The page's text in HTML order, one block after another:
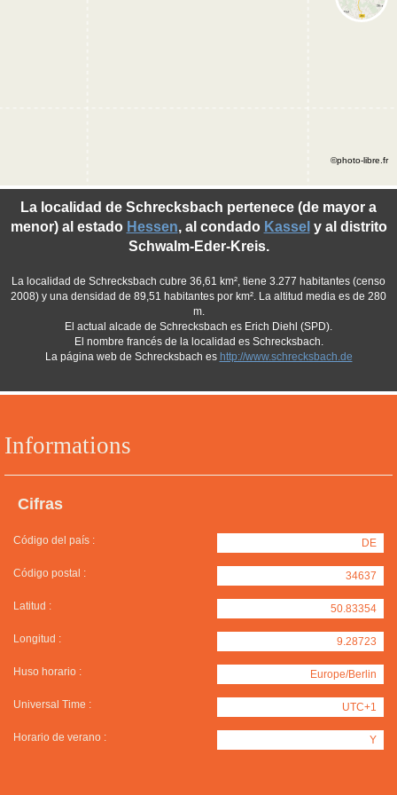
Informations
Cifras
Código del país : DE
Código postal : 34637
Latitud : 50.83354
Longitud : 9.28723
Huso horario : Europe/Berlin
Universal Time : UTC+1
Horario de verano : Y
La localidad de Schrecksbach pertenece (de mayor a
menor) al estado Hessen, al condado Kassel y al distrito
Schwalm-Eder-Kreis.
La localidad de Schrecksbach cubre 36,61 km², tiene 3.277 habitantes (censo
2008) y una densidad de 89,51 habitantes por km². La altitud media es de 280
m.
El actual alcade de Schrecksbach es Erich Diehl (SPD).
El nombre francés de la localidad es Schrecksbach.
La página web de Schrecksbach es http://www.schrecksbach.de
©photo-libre.fr